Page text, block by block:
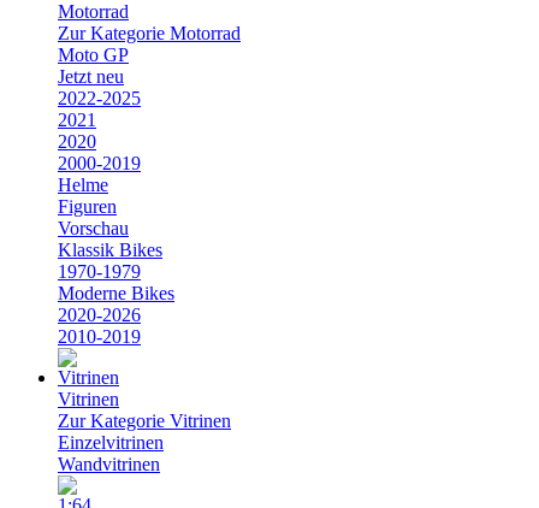
Motorrad
Zur Kategorie Motorrad
Moto GP
Jetzt neu
2022-2025
2021
2020
2000-2019
Helme
Figuren
Vorschau
Klassik Bikes
1970-1979
Moderne Bikes
2020-2026
2010-2019
Vitrinen
Zur Kategorie Vitrinen
Einzelvitrinen
Wandvitrinen